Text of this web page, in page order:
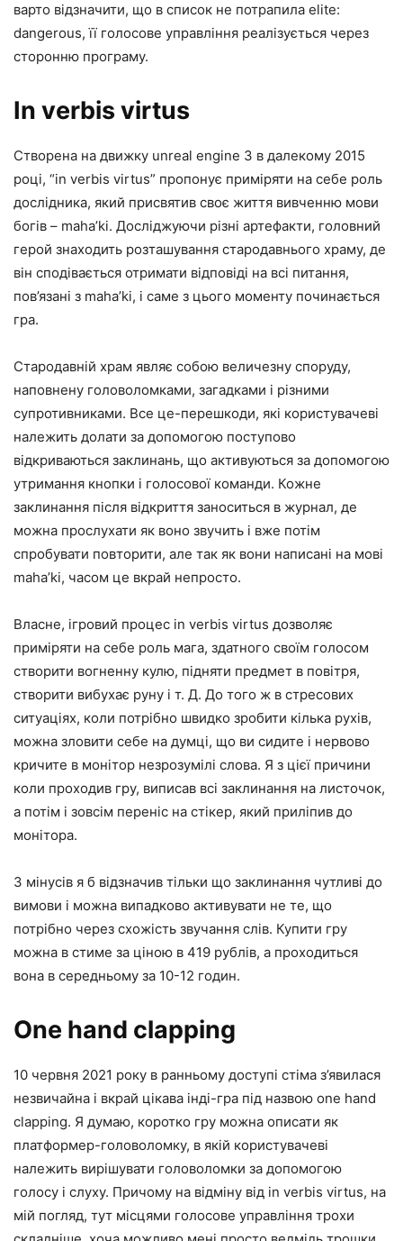
варто відзначити, що в список не потрапила elite:
dangerous, її голосове управління реалізується через
сторонню програму.
In verbis virtus
Створена на движку unreal engine 3 в далекому 2015
році, “in verbis virtus” пропонує приміряти на себе роль
дослідника, який присвятив своє життя вивченню мови
богів – maha’ki. Досліджуючи різні артефакти, головний
герой знаходить розташування стародавнього храму, де
він сподівається отримати відповіді на всі питання,
пов’язані з maha’ki, і саме з цього моменту починається
гра.
Стародавній храм являє собою величезну споруду,
наповнену головоломками, загадками і різними
супротивниками. Все це-перешкоди, які користувачеві
належить долати за допомогою поступово
відкриваються заклинань, що активуються за допомогою
утримання кнопки і голосової команди. Кожне
заклинання після відкриття заноситься в журнал, де
можна прослухати як воно звучить і вже потім
спробувати повторити, але так як вони написані на мові
maha’ki, часом це вкрай непросто.
Власне, ігровий процес in verbis virtus дозволяє
приміряти на себе роль мага, здатного своїм голосом
створити вогненну кулю, підняти предмет в повітря,
створити вибухає руну і т. Д. До того ж в стресових
ситуаціях, коли потрібно швидко зробити кілька рухів,
можна зловити себе на думці, що ви сидите і нервово
кричите в монітор незрозумілі слова. Я з цієї причини
коли проходив гру, виписав всі заклинання на листочок,
а потім і зовсім переніс на стікер, який приліпив до
монітора.
З мінусів я б відзначив тільки що заклинання чутливі до
вимови і можна випадково активувати не те, що
потрібно через схожість звучання слів. Купити гру
можна в стиме за ціною в 419 рублів, а проходиться
вона в середньому за 10-12 годин.
One hand clapping
10 червня 2021 року в ранньому доступі стіма з’явилася
незвичайна і вкрай цікава інді-гра під назвою one hand
clapping. Я думаю, коротко гру можна описати як
платформер-головоломку, в якій користувачеві
належить вирішувати головоломки за допомогою
голосу і слуху. Причому на відміну від in verbis virtus, на
мій погляд, тут місцями голосове управління трохи